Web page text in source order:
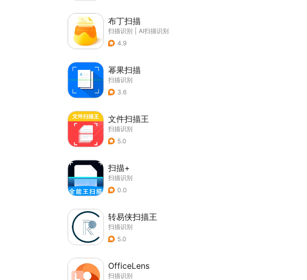
布丁扫描
扫描识别
AI扫描识别
4.9
幂果扫描
扫描识别
3.6
文件扫描王
扫描识别
5.0
扫描+
扫描识别
0.0
转易侠扫描王
扫描识别
5.0
OfficeLens
扫描识别